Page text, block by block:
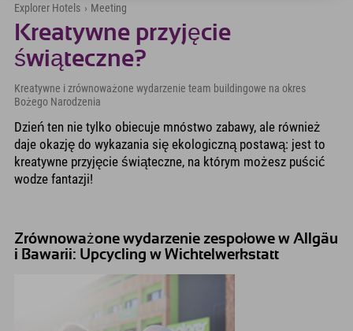
Explorer Hotels › Meeting
Kreatywne przyjęcie
świąteczne?
Kreatywne i zrównoważone wydarzenie team buildingowe na okres
Bożego Narodzenia
Dzień ten nie tylko obiecuje mnóstwo zabawy, ale również
daje okazję do wykazania się ekologiczną postawą: jest to
kreatywne przyjęcie świąteczne, na którym możesz puścić
wodze fantazji!
Zrównoważone wydarzenie zespołowe w Allgäu
i Bawarii: Upcycling w Wichtelwerkstatt